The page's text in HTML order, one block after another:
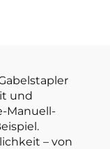
und
Manuell-
– von